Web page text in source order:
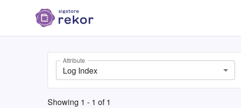
Attribute
Log Index
Showing 1 - 1 of1